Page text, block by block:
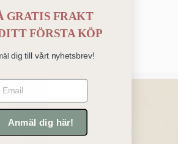
GRATIS FRAKT
FÖRSTA KÖP
dig till vårt nyhetsbrev!
Anmäl dig här!